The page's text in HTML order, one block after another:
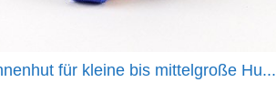
für kleine bis mittelgroße Hu...